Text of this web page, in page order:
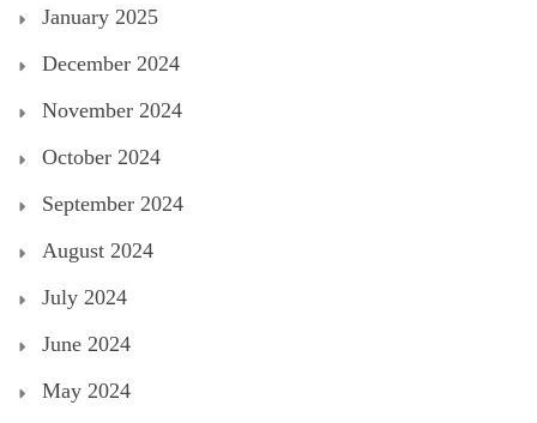
January 2025
December 2024
November 2024
October 2024
September 2024
August 2024
July 2024
June 2024
May 2024